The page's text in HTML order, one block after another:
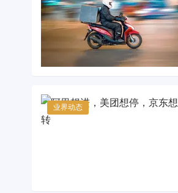
业界动态